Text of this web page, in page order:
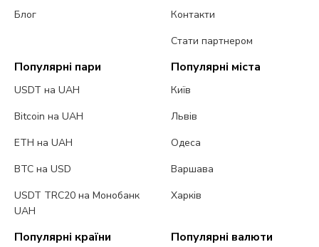
Блог
Контакти
Стати партнером
Популярні пари
USDT на UAH
Bitcoin на UAH
ETH на UAH
BTC на USD
USDT TRC20 на Монобанк
UAH
Популярні міста
Київ
Львів
Одеса
Варшава
Харків
Популярні країни Популярні валюти